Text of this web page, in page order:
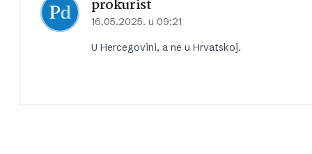
prokurist
16.05.2025. u 09:21
U Hercegovini, a ne u Hrvatskoj.